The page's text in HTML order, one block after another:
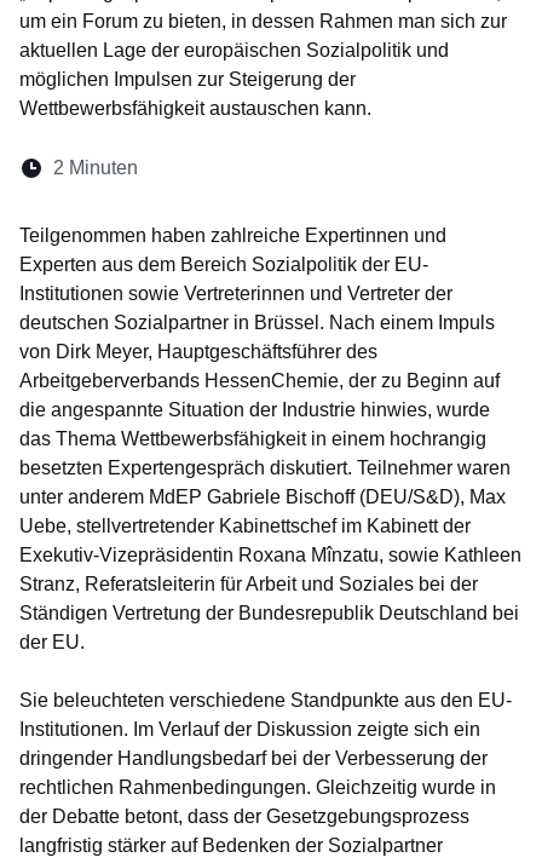
um ein Forum zu bieten, in dessen Rahmen man sich zur
aktuellen Lage der europäischen Sozialpolitik und
möglichen Impulsen zur Steigerung der
Wettbewerbsfähigkeit austauschen kann.
Lesedauer:
2 Minuten
Teilgenommen haben zahlreiche Expertinnen und
Experten aus dem Bereich Sozialpolitik der EU-
Institutionen sowie Vertreterinnen und Vertreter der
deutschen Sozialpartner in Brüssel. Nach einem Impuls
von Dirk Meyer, Hauptgeschäftsführer des
Arbeitgeberverbands HessenChemie, der zu Beginn auf
die angespannte Situation der Industrie hinwies, wurde
das Thema Wettbewerbsfähigkeit in einem hochrangig
besetzten Expertengespräch diskutiert. Teilnehmer waren
unter anderem MdEP Gabriele Bischoff (DEU/S&D), Max
Uebe, stellvertretender Kabinettschef im Kabinett der
Exekutiv-Vizepräsidentin Roxana Mînzatu, sowie Kathleen
Stranz, Referatsleiterin für Arbeit und Soziales bei der
Ständigen Vertretung der Bundesrepublik Deutschland bei
der EU.
Sie beleuchteten verschiedene Standpunkte aus den EU-
Institutionen. Im Verlauf der Diskussion zeigte sich ein
dringender Handlungsbedarf bei der Verbesserung der
rechtlichen Rahmenbedingungen. Gleichzeitig wurde in
der Debatte betont, dass der Gesetzgebungsprozess
langfristig stärker auf Bedenken der Sozialpartner